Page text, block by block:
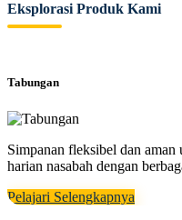
Eksplorasi Produk Kami
Tabungan
Simpanan fleksibel dan
harian nasabah dengan
Pelajari Selengkapnya